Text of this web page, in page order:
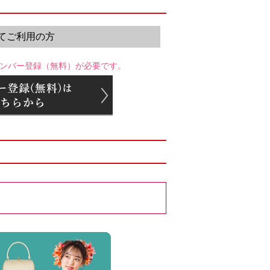
ご利用の方
バー登録（無料）が必要です。